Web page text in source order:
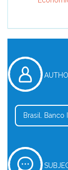
Brasil. Banco